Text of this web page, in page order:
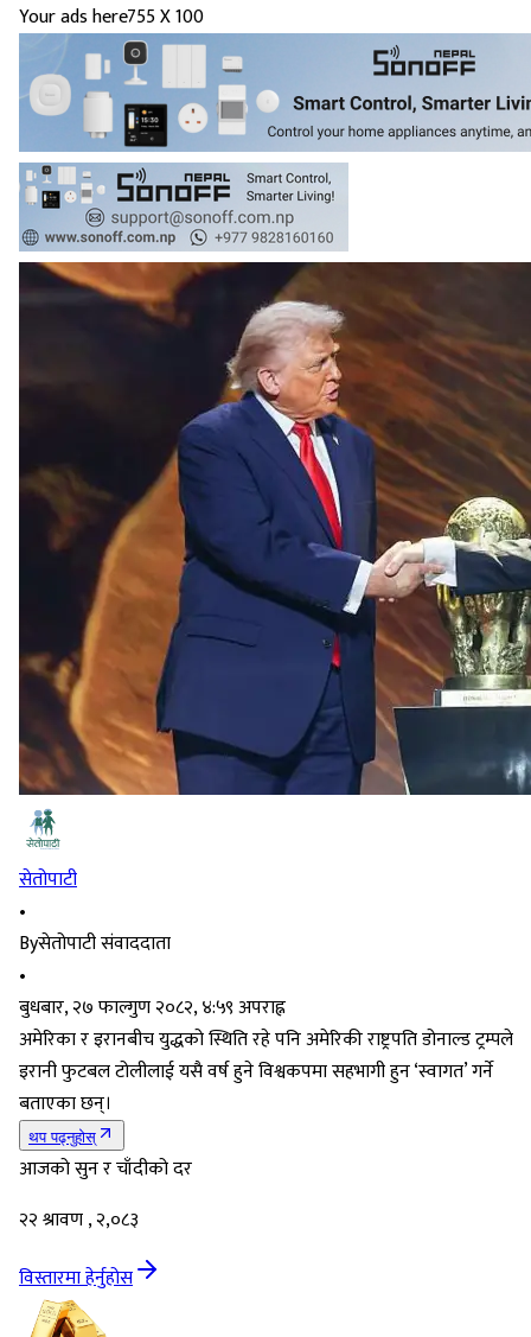
Your ads here755 X 100
सेतोपाटी
•
Byसेतोपाटी संवाददाता
•
बुधबार, २७ फाल्गुण २०८२, ४:५९ अपराह्न
अमेरिका र इरानबीच युद्धको स्थिति रहे पनि अमेरिकी राष्ट्रपति डोनाल्ड ट्रम्पले
इरानी फुटबल टोलीलाई यसै वर्ष हुने विश्वकपमा सहभागी हुन ‘स्वागत’ गर्ने
बताएका छन्।
थप पढ्नुहोस्
आजको सुन र चाँदीको दर
२२ श्रावण , २,०८३
विस्तारमा हेर्नुहोस